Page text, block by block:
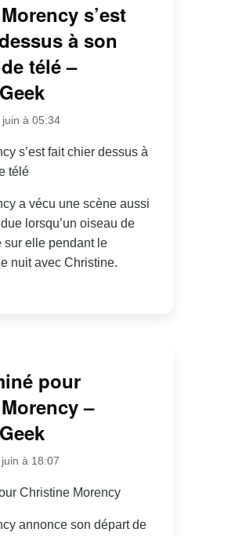
s’est
à son
télé –
à 05:34
s’est fait chier dessus à
télé
a vécu une scène aussi
lorsqu’un oiseau de
sur elle pendant le
nuit avec Christine.
pour
–
à 18:07
Christine Morency
annonce son départ de